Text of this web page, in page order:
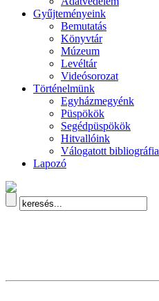
Gyűjteményeink
Bemutatás
Könyvtár
Múzeum
Levéltár
Videósorozat
Történelmünk
Egyházmegyénk
Püspökök
Segédpüspökök
Hitvallóink
Válogatott bibliográfia
Lapozó